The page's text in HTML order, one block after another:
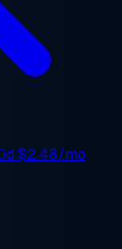
$2.48/mo